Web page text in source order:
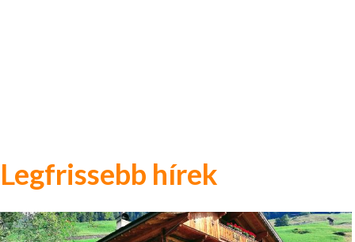
Legfrissebb hírek